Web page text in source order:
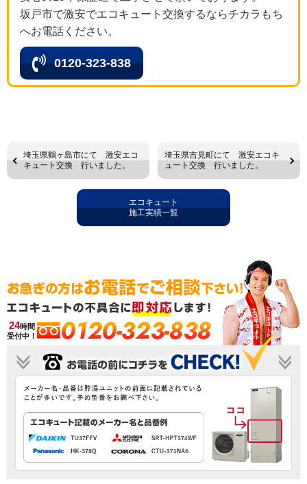
坂戸市で激安でエコキュート交換するならチカラもち
へお電話ください。
0120-323-838
埼玉県鶴ヶ島市にて 激安エコ
キュート交換 行いました。
埼玉県吉見町にて 激安エコキ
ュート交換 行いました。
エコキュート
施工実績一覧
24時間
受付中！
0120-323-838